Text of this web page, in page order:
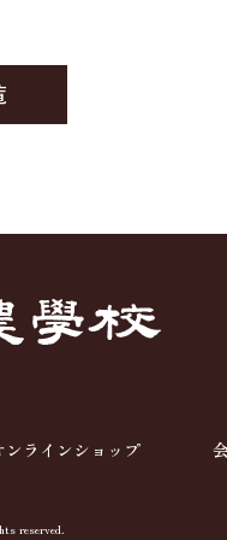
ンラインショップ
reserved.